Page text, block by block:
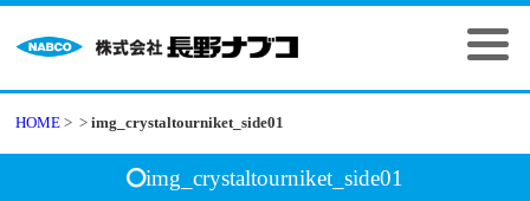
HOME > >img_crystaltourniket_side01
img_crystaltourniket_side01